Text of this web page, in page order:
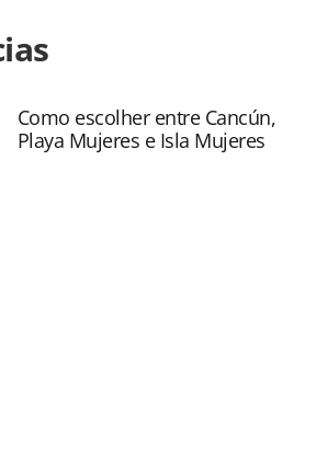
mercado/feiras/2026/01/
encontros-e-fotos-da-feira-em-
as ferramentas oferecidas na
produzido pela PANROTAS
legislação brasileira sobre direito
o conteúdo sem autorização da
Como escolher entre Cancún,
Playa Mujeres e Isla Mujeres